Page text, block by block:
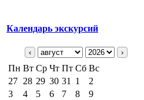
Календарь экскурсий
‹ ›
Пн Вт Ср Чт Пт Сб Вс
27 28 29 30 31 1
2
3
4 5 6 7 8
9